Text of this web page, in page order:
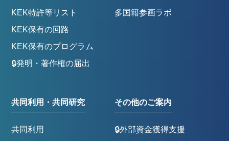
KEK特許等リスト
KEK保有の回路
KEK保有のプログラム
🔒発明・著作権の届出
多国籍参画ラボ
共同利用・共同研究
共同利用
その他のご案内
🔒外部資金獲得支援